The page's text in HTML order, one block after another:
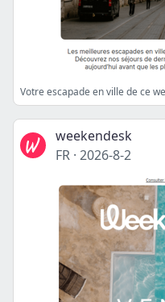
Votre escapade en ville de ce
weekendesk
FR · 2026-8-2